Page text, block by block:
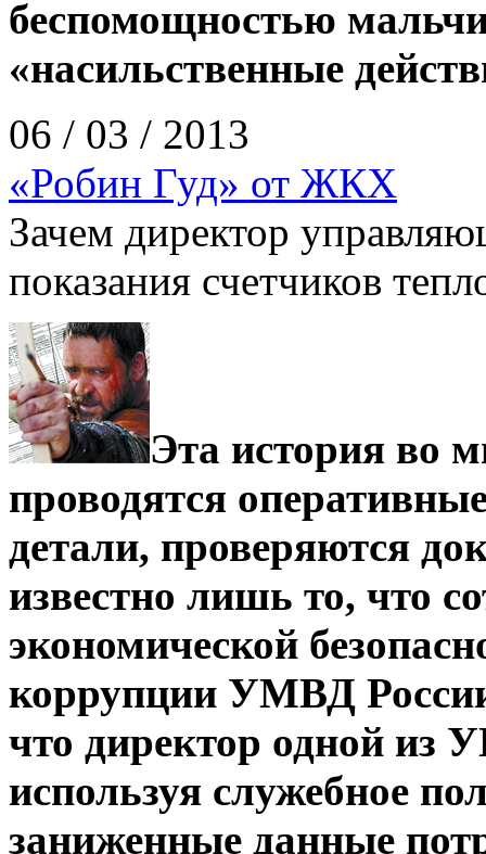
беспомощностью
«насильственные
06 / 03 / 2013
«Робин Гуд» от ЖКХ
Зачем директор
показания счетчиков
Эта история во
проводятся
детали, проверяются
известно лишь то, что
экономической
коррупции УМВД
что директор одной из
используя служебное
заниженные данные